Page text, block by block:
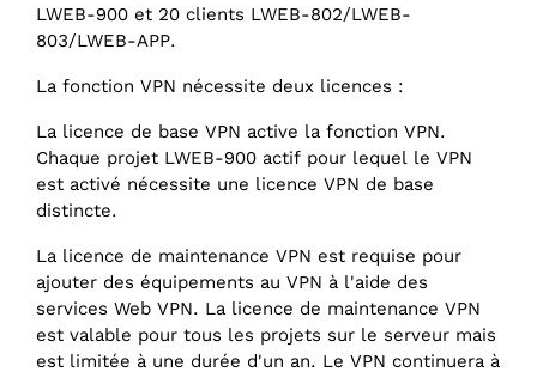
LWEB-900 et 20 clients LWEB-802/LWEB-
803/LWEB-APP.
La fonction VPN nécessite deux licences :
La licence de base VPN active la fonction VPN.
Chaque projet LWEB-900 actif pour lequel le VPN
est activé nécessite une licence VPN de base
distincte.
La licence de maintenance VPN est requise pour
ajouter des équipements au VPN à l'aide des
services Web VPN. La licence de maintenance VPN
est valable pour tous les projets sur le serveur mais
est limitée à une durée d'un an. Le VPN continuera à